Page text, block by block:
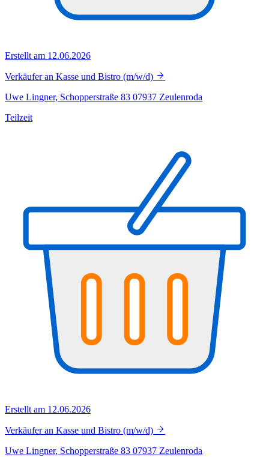
Erstellt am 12.06.2026
Verkäufer an Kasse und Bistro (m/w/d)
Uwe Lingner, Schopperstraße 83 07937 Zeulenroda
Teilzeit
Erstellt am 12.06.2026
Verkäufer an Kasse und Bistro (m/w/d)
Uwe Lingner, Schopperstraße 83 07937 Zeulenroda